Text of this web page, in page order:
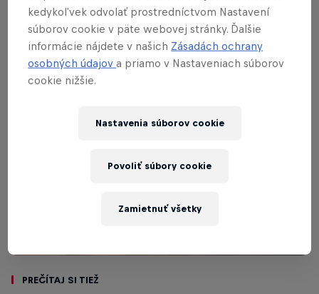
priamo na tejto stránke.
Prečítaj si tiež
kedykoľvek odvolať prostredníctvom Nastavení
súborov cookie v päte webovej stránky. Ďalšie
informácie nájdete v našich Zásadách ochrany
osobných údajova priamo v Nastaveniach súborov
cookie nižšie.
Nastavenia súborov cookie
Zamietnuť všetky
Povoliť súbory cookie